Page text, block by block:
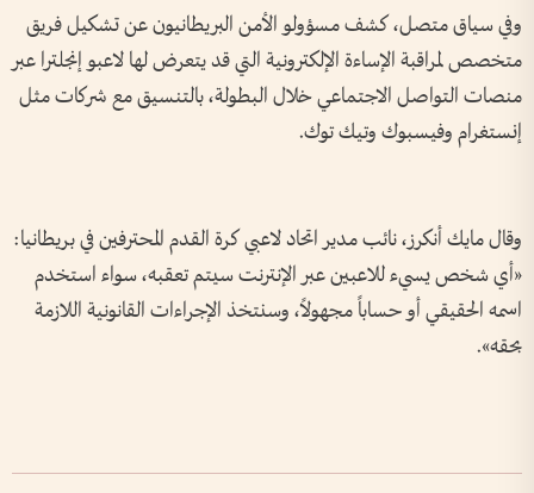
وفي سياق متصل، كشف مسؤولو الأمن البريطانيون عن تشكيل فريق
متخصص لمراقبة الإساءة الإلكترونية التي قد يتعرض لها لاعبو إنجلترا عبر
منصات التواصل الاجتماعي خلال البطولة، بالتنسيق مع شركات مثل
إنستغرام وفيسبوك وتيك توك.
وقال مايك أنكرز، نائب مدير اتحاد لاعبي كرة القدم المحترفين في بريطانيا:
«أي شخص يسيء للاعبين عبر الإنترنت سيتم تعقبه، سواء استخدم
اسمه الحقيقي أو حساباً مجهولاً، وسنتخذ الإجراءات القانونية اللازمة
بحقه».